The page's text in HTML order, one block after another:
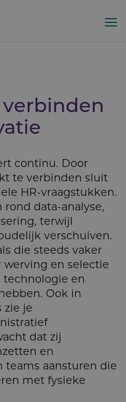
continu. Door
te verbinden sluit
HR-vraagstukken.
data-analyse,
terwijl
verschuiven.
die steeds vaker
en selectie
technologie en
Ook in
zie je
dat zij
en
aansturen die
met fysieke